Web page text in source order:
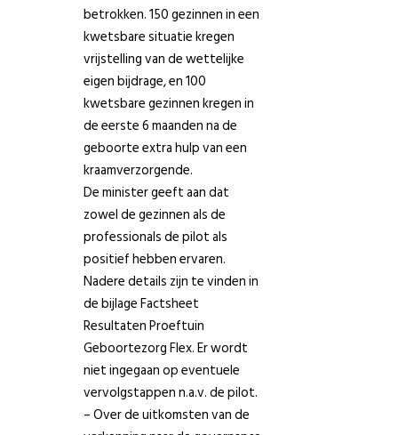
betrokken. 150 gezinnen in een
kwetsbare situatie kregen
vrijstelling van de wettelijke
eigen bijdrage, en 100
kwetsbare gezinnen kregen in
de eerste 6 maanden na de
geboorte extra hulp van een
kraamverzorgende.
De minister geeft aan dat
zowel de gezinnen als de
professionals de pilot als
positief hebben ervaren.
Nadere details zijn te vinden in
de bijlage Factsheet
Resultaten Proeftuin
Geboortezorg Flex. Er wordt
niet ingegaan op eventuele
vervolgstappen n.a.v. de pilot.
– Over de uitkomsten van de